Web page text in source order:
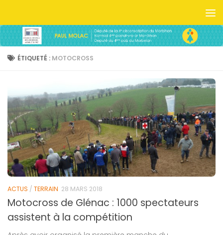
ÉTIQUETÉ : MOTOCROSS
ACTUS / TERRAIN 28 MARS 2018
Motocross de Glénac : 1000 spectateurs
assistent à la compétition